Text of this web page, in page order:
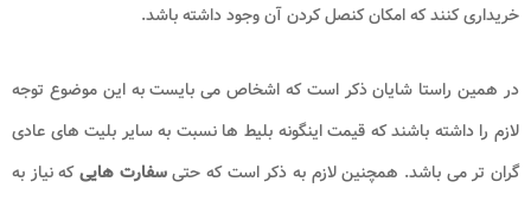
خریداری کنند که امکان کنصل کردن آن وجود داشته باشد.
در همین راستا شایان ذکر است که اشخاص می بایست به این موضوع توجه
لازم را داشته باشند که قیمت اینگونه بلیط ها نسبت به سایر بلیت های عادی
گران تر می باشد. همچنین لازم به ذکر است که حتیسفارت هاییکه نیاز به